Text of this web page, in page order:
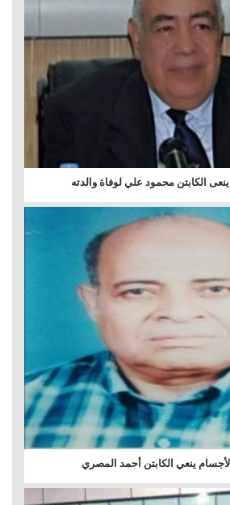
الكابتن محمود علي لوفاة والدته
ينعي الكابتن أحمد المصري